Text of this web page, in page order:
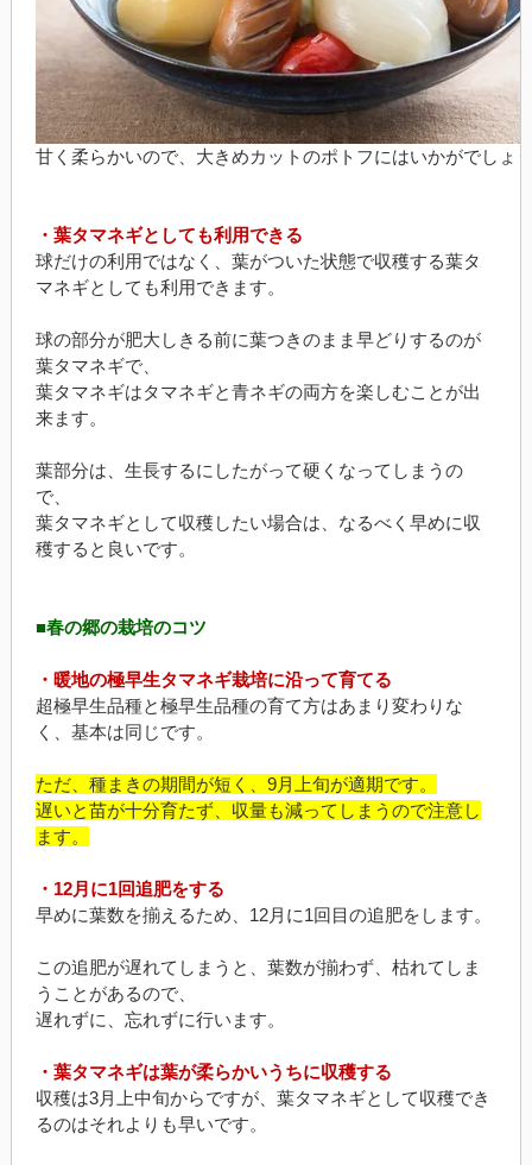
甘く柔らかいので、大きめカットのポトフにはいかがでしょ
・葉タマネギとしても利用できる
球だけの利用ではなく、葉がついた状態で収穫する葉タ
マネギとしても利用できます。
球の部分が肥大しきる前に葉つきのまま早どりするのが
葉タマネギで、
葉タマネギはタマネギと青ネギの両方を楽しむことが出
来ます。
葉部分は、生長するにしたがって硬くなってしまうの
で、
葉タマネギとして収穫したい場合は、なるべく早めに収
穫すると良いです。
■春の郷の栽培のコツ
・暖地の極早生タマネギ栽培に沿って育てる
超極早生品種と極早生品種の育て方はあまり変わりな
く、基本は同じです。
ただ、種まきの期間が短く、9月上旬が適期です。
遅いと苗が十分育たず、収量も減ってしまうので注意し
ます。
・12月に1回追肥をする
早めに葉数を揃えるため、12月に1回目の追肥をします。
この追肥が遅れてしまうと、葉数が揃わず、枯れてしま
うことがあるので、
遅れずに、忘れずに行います。
・葉タマネギは葉が柔らかいうちに収穫する
収穫は3月上中旬からですが、葉タマネギとして収穫でき
るのはそれよりも早いです。